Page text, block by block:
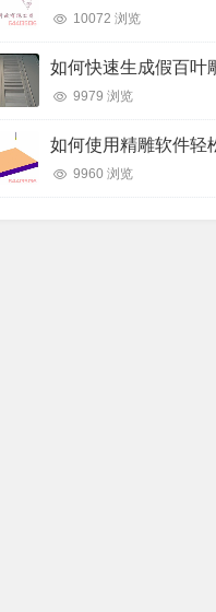
10072 浏览
9979 浏览
9960 浏览